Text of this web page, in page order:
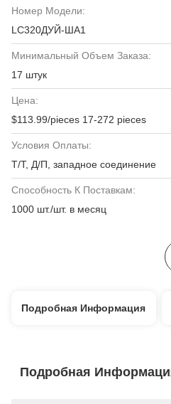
Номер Модели:
LC320ДУЙ-ША1
Минимальный Объем Заказа:
17 штук
Цена:
$113.99/pieces 17-272 pieces
Условия Оплаты:
Т/Т, Д/П, западное соединение
Способность К Поставкам:
1000 шт./шт. в месяц
Подробная Информация
Подробная